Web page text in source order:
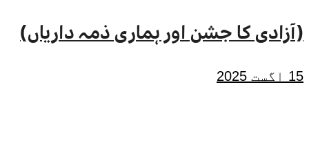
(آزادی کا جشن اور ہماری ذمہ داریاں)
15 اگست 2025